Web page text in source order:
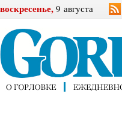
воскресенье, 9 августа